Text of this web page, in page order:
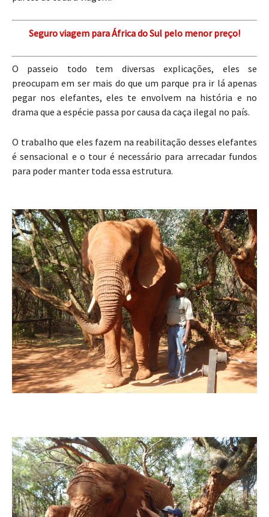
Seguro viagem para África do Sul pelo menor preço!
O passeio todo tem diversas explicações, eles se
preocupam em ser mais do que um parque pra ir lá apenas
pegar nos elefantes, eles te envolvem na história e no
drama que a espécie passa por causa da caça ilegal no país.
O trabalho que eles fazem na reabilitação desses elefantes
é sensacional e o tour é necessário para arrecadar fundos
para poder manter toda essa estrutura.